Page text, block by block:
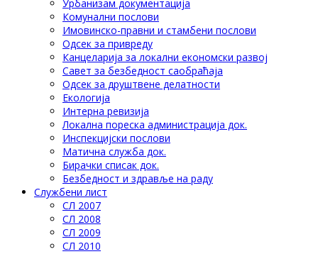
Урбанизам документација
Комунални послови
Имовинско-правни и стамбени послови
Одсек за привреду
Канцеларија за локални економски развој
Савет за безбедност саобраћаја
Одсек за друштвене делатности
Eкологија
Интерна ревизија
Локална пореска администрација док.
Инспекцијски послови
Матична служба док.
Бирачки списак док.
Безбедност и здравље на раду
Службени лист
СЛ 2007
СЛ 2008
СЛ 2009
СЛ 2010